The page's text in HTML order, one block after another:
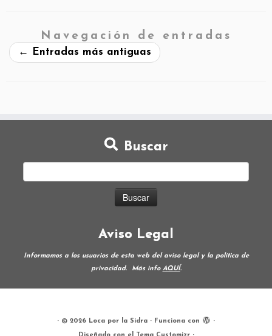
Navegación de entradas
← Entradas más antiguas
Buscar
Aviso Legal
Informamos a los usuarios de esta web del aviso legal y la política de
privacidad.
Más info AQUÍ.
· © 2026 Loca por la Sidra · Funciona con ·